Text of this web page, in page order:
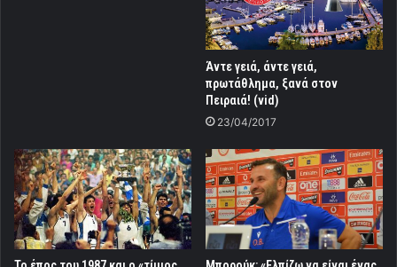
Άντε γειά, άντε γειά,
πρωτάθλημα, ξανά στον
Πειραιά! (vid)
23/04/2017